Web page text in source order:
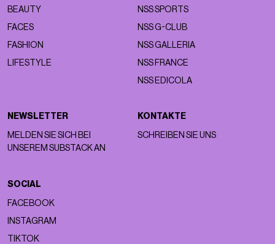
BEAUTY
FACES
FASHION
LIFESTYLE
NSS SPORTS
NSS G-CLUB
NSS GALLERIA
NSS FRANCE
NSS EDICOLA
NEWSLETTER
MELDEN SIE SICH BEI
UNSEREM SUBSTACK AN
KONTAKTE
SCHREIBEN SIE UNS
SOCIAL
FACEBOOK
INSTAGRAM
TIKTOK